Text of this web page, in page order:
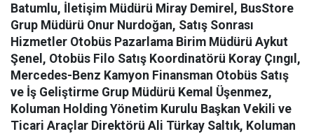
Batumlu, İletişim Müdürü Miray Demirel, BusStore
Grup Müdürü Onur Nurdoğan, Satış Sonrası
Hizmetler Otobüs Pazarlama Birim Müdürü Aykut
Şenel, Otobüs Filo Satış Koordinatörü Koray Çıngıl,
Mercedes-Benz Kamyon Finansman Otobüs Satış
ve İş Geliştirme Grup Müdürü Kemal Üşenmez,
Koluman Holding Yönetim Kurulu Başkan Vekili ve
Ticari Araçlar Direktörü Ali Türkay Saltık, Koluman